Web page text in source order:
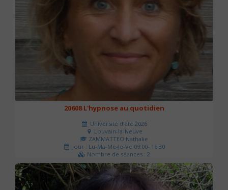
20608 L'hypnose au quotidien
Université d'été 2026
Louvain-la-Neuve
ZAMMATTEO Nathalie
Jour : Lu-Ma-Me-Je-Ve 09:00- 16:30
Nombre de séances : 2
140 €